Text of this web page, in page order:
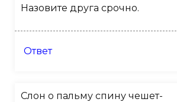
Назовите друга срочно.
Ответ
Слон о пальму спину чешет-